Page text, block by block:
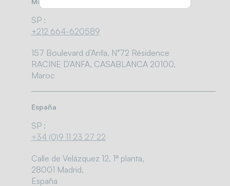
SP :
+212 664-620589
157 Boulevard d’Anfa, N°72 Résidence
RACINE D’ANFA, CASABLANCA 20100,
Maroc
España
SP :
+34 (0)9 11 23 27 22
Calle de Velázquez 12, 1ª planta,
28001 Madrid,
España